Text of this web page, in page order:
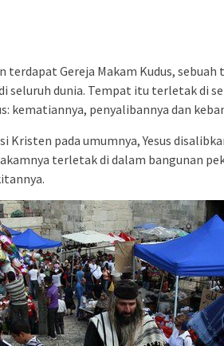
terdapat Gereja Makam Kudus,
seluruh dunia. Tempat itu terletak di
kematiannya, penyalibannya dan
Kristen pada umumnya, Yesus
terletak di dalam bangunan